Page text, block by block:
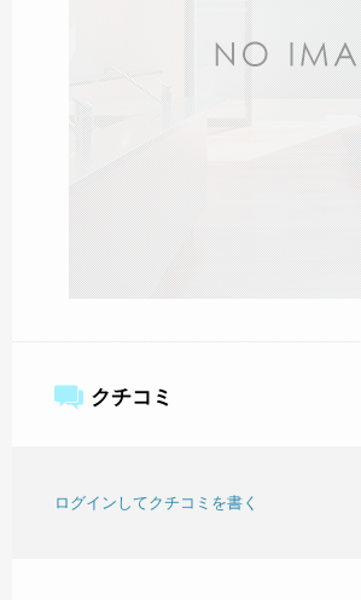
クチコミ
ログインしてクチコミを書く